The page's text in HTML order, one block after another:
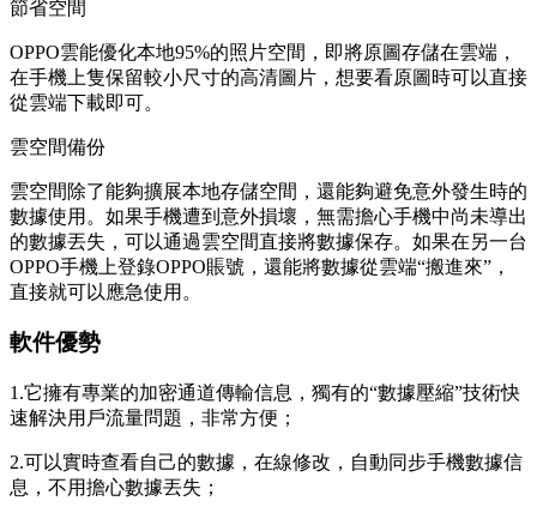
節省空間
OPPO雲能優化本地95%的照片空間，即將原圖存儲在雲端，
在手機上隻保留較小尺寸的高清圖片，想要看原圖時可以直接
從雲端下載即可。
雲空間備份
雲空間除了能夠擴展本地存儲空間，還能夠避免意外發生時的
數據使用。如果手機遭到意外損壞，無需擔心手機中尚未導出
的數據丟失，可以通過雲空間直接將數據保存。如果在另一台
OPPO手機上登錄OPPO賬號，還能將數據從雲端“搬進來”，
直接就可以應急使用。
軟件優勢
1.它擁有專業的加密通道傳輸信息，獨有的“數據壓縮”技術快
速解決用戶流量問題，非常方便；
2.可以實時查看自己的數據，在線修改，自動同步手機數據信
息，不用擔心數據丟失；